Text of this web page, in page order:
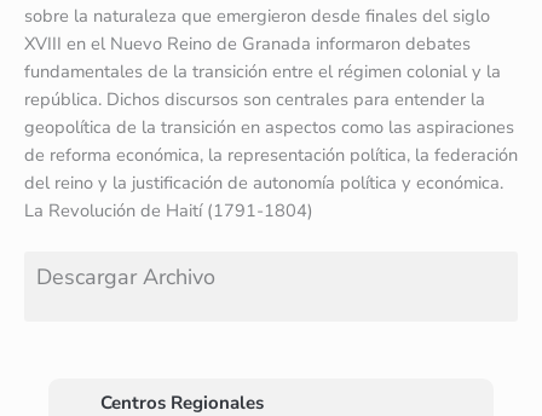
sobre la naturaleza que emergieron desde finales del siglo
XVIII en el Nuevo Reino de Granada informaron debates
fundamentales de la transición entre el régimen colonial y la
república. Dichos discursos son centrales para entender la
geopolítica de la transición en aspectos como las aspiraciones
de reforma económica, la representación política, la federación
del reino y la justificación de autonomía política y económica.
La Revolución de Haití (1791-1804)
Centros Regionales
Descargar Archivo